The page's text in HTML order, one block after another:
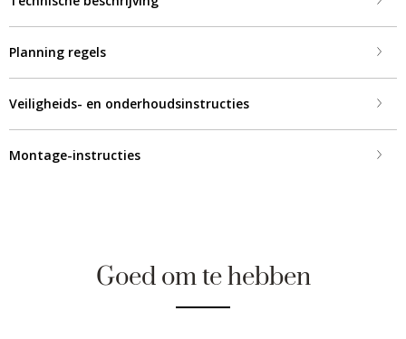
Planning regels
Veiligheids- en onderhoudsinstructies
Montage-instructies
Goed om te hebben